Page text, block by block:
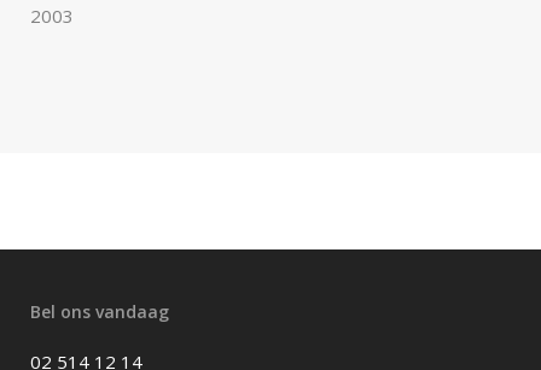
2003
Bel ons vandaag
02 514 12 14